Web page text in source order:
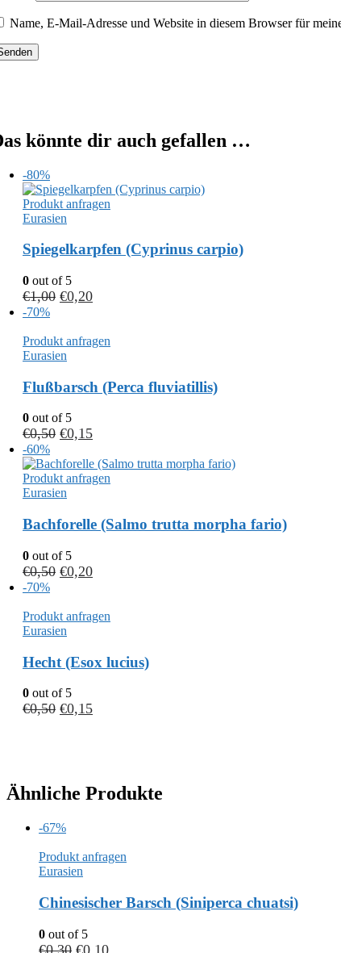
Name, E-Mail-Adresse und Website in diesem Browser für
könnte dir auch gefallen …
-80%
Produkt anfragen
Eurasien
Spiegelkarpfen (Cyprinus carpio)
0 out of 5
€1,00 €0,20
-70%
Produkt anfragen
Eurasien
Flußbarsch (Perca fluviatillis)
0 out of 5
€0,50 €0,15
-60%
Produkt anfragen
Eurasien
Bachforelle (Salmo trutta morpha fario)
0 out of 5
€0,50 €0,20
-70%
Produkt anfragen
Eurasien
Hecht (Esox lucius)
0 out of 5
€0,50 €0,15
Ähnliche Produkte
-67%
Produkt anfragen
Eurasien
Chinesischer Barsch (Siniperca chuatsi)
0 out of 5
€0,30 €0,10